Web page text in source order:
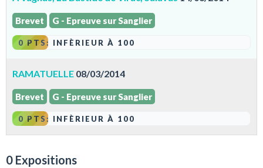
Brevet G - Epreuve sur Sanglier
0 PTS: INFÈRIEUR À 100
RAMATUELLE 08/03/2014
Brevet G - Epreuve sur Sanglier
0 PTS: INFÈRIEUR À 100
0 Expositions